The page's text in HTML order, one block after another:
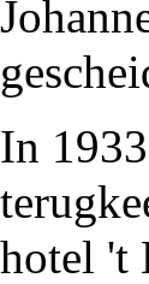
In 1933
hotel 't